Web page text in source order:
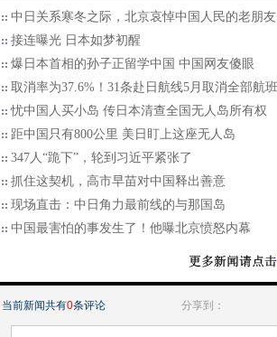
中日关系寒冬之际，北京哀悼中国人民的老朋友
接连曝光 日本如梦初醒
爆日本首相的孙子正留学中国 中国网友傻眼
取消率为37.6%！31条赴日航线5月取消全部航班
忧中国人买小岛 传日本清查全国无人岛所有权
距中国只有800公里 美日盯上这座无人岛
347人“跪下”，轮到习近平紧张了
抓住这契机，高市早苗对中国释出善意
现场直击：中日角力最前线的与那国岛
中国最害怕的事发生了！他曝北京愤怒内幕
当前新闻共有0条评论 分享到：